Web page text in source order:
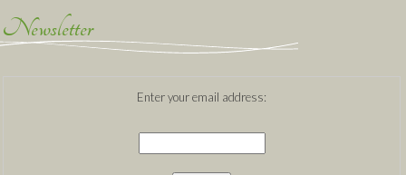
Newsletter
Enter your email address: